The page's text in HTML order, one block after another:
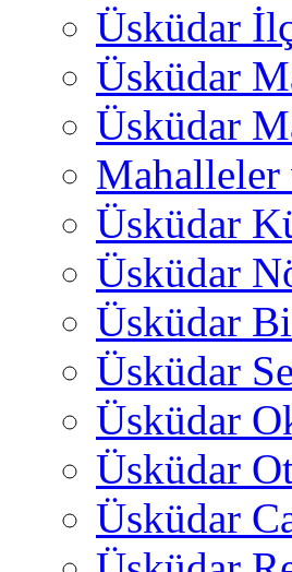
Üsküdar
Üsküdar
Üsküdar
Üsküdar
Üsküdar
Üsküdar
Üsküdar
Üsküdar
Üsküdar
Üsküdar